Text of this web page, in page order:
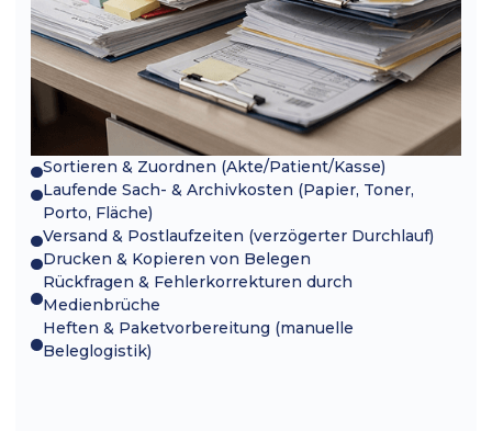
Sortieren & Zuordnen (Akte/Patient/Kasse)
Laufende Sach- & Archivkosten (Papier, Toner,
Porto, Fläche)
Versand & Postlaufzeiten (verzögerter Durchlauf)
Drucken & Kopieren von Belegen
Rückfragen & Fehlerkorrekturen durch
Medienbrüche
Heften & Paketvorbereitung (manuelle
Beleglogistik)